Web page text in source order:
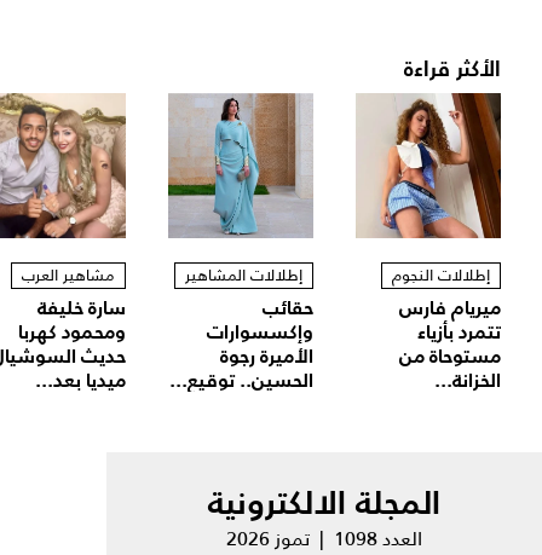
الأكثر قراءة
إطلالات النجوم
ميريام فارس
تتمرد بأزياء
مستوحاة من
الخزانة...
إطلالات المشاهير
حقائب
وإكسسوارات
الأميرة رجوة
الحسين.. توقيع...
مشاهير العرب
سارة خليفة
ومحمود كهربا
حديث
ميديا بعد...
المجلة الالكترونية
العدد 1098 | تموز 2026